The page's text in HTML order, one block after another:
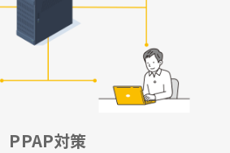
PPAP対策